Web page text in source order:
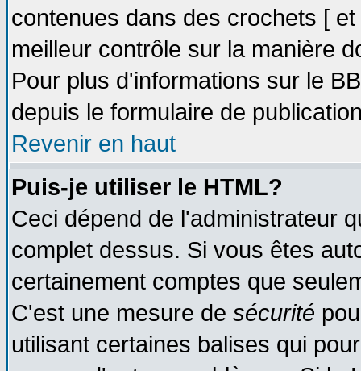
contenues dans des crochets [
meilleur contrôle sur la manière
Pour plus d'informations sur le
depuis le formulaire de
Revenir en haut
Puis-je utiliser le HTML?
Ceci dépend de l'administrateur
complet dessus. Si vous êtes
certainement comptes que
C'est une mesure de sécurité
utilisant certaines balises qui